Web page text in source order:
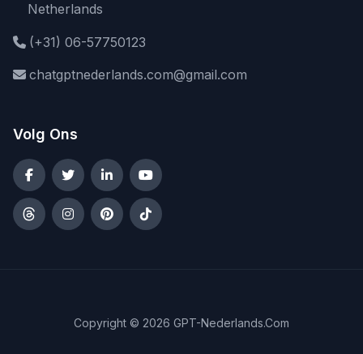
Netherlands
(+31) 06-57750123
chatgptnederlands.com@gmail.com
Volg Ons
Copyright © 2026 GPT-Nederlands.Com